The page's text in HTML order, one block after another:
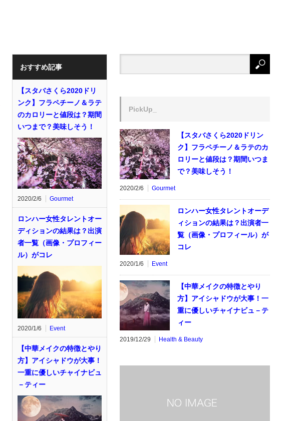
おすすめ記事
【スタバさくら2020ドリ
ンク】フラペチーノ＆ラテ
のカロリーと値段は？期間
いつまで？美味しそう！
2020/2/6 Gourmet
ロンハー女性タレントオー
ディションの結果は？出演
者一覧（画像・プロフィー
ル）がコレ
2020/1/6 Event
【中華メイクの特徴とやり
方】アイシャドウが大事！
一重に優しいチャイナビュ
－ティー
PickUp_
【スタバさくら2020ドリン
ク】フラペチーノ＆ラテのカ
ロリーと値段は？期間いつま
で？美味しそう！
2020/2/6 Gourmet
ロンハー女性タレントオーデ
ィションの結果は？出演者一
覧（画像・プロフィール）が
コレ
2020/1/6 Event
【中華メイクの特徴とやり
方】アイシャドウが大事！一
重に優しいチャイナビュ－テ
ィー
2019/12/29 Health & Beauty